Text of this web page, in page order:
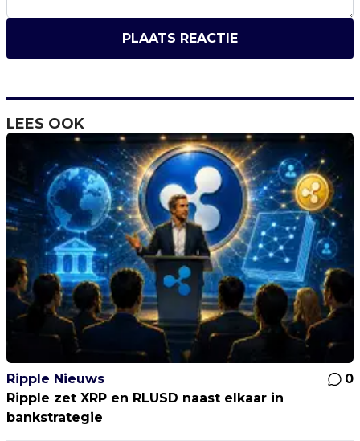
PLAATS REACTIE
LEES OOK
Ripple Nieuws
0
Ripple zet XRP en RLUSD naast elkaar in
bankstrategie